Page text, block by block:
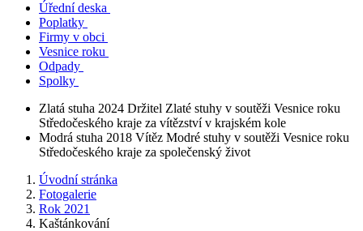
Úřední deska
Poplatky
Firmy v obci
Vesnice roku
Odpady
Spolky
Zlatá stuha 2024 Držitel Zlaté stuhy v soutěži Vesnice roku
Středočeského kraje za vítězství v krajském kole
Modrá stuha 2018 Vítěz Modré stuhy v soutěži Vesnice roku
Středočeského kraje za společenský život
Úvodní stránka
Fotogalerie
Rok 2021
Kaštánkování